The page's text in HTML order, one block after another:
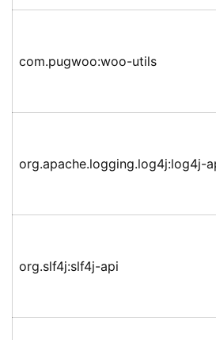
com.pugwoo:woo-utils
org.apache.logging.log4j:log4j-
org.slf4j:slf4j-api